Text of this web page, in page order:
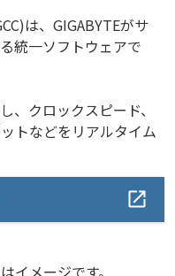
は、GIGABYTEがサ
統一ソフトウェアで
、クロックスピード、
トなどをリアルタイム
イメージです。